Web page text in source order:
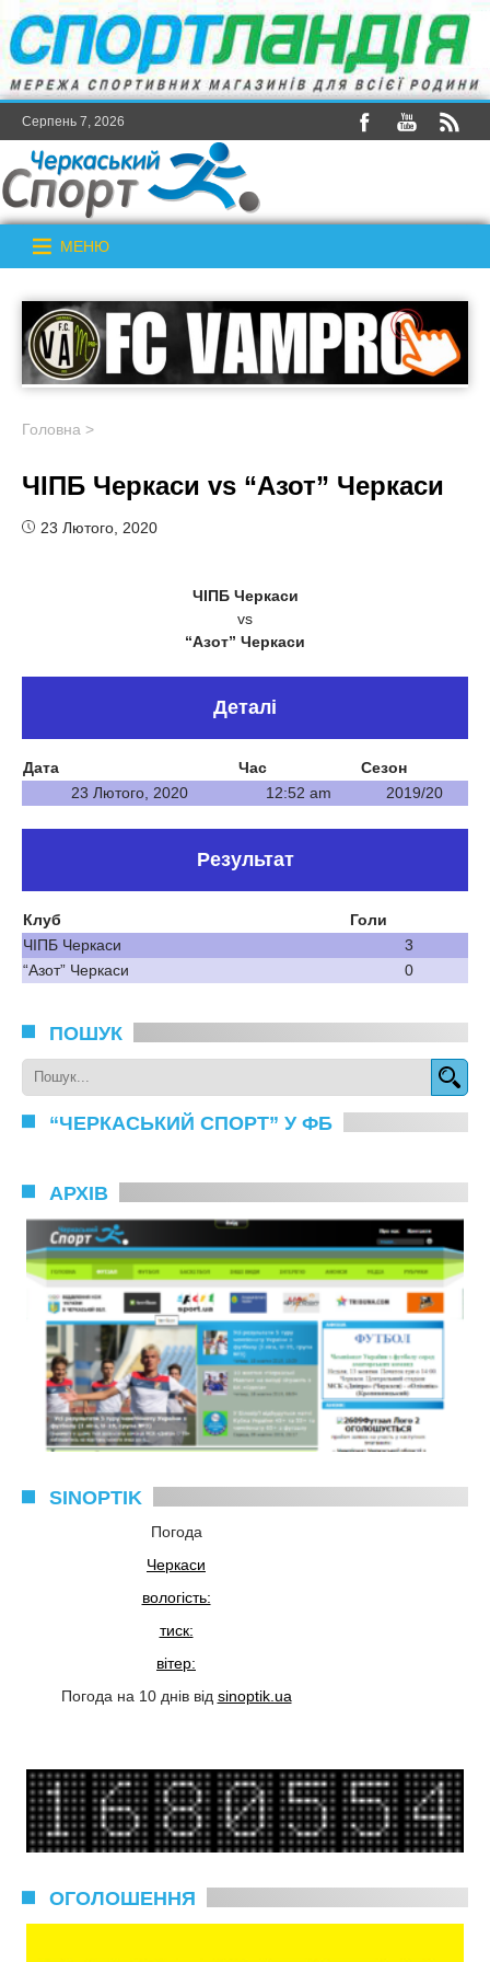
Серпень 7, 2026
МЕНЮ
Головна >
ЧІПБ Черкаси vs “Азот” Черкаси
23 Лютого, 2020
ЧІПБ Черкаси
vs
“Азот” Черкаси
Деталі
Дата Час
Сезон
23 Лютого, 2020
12:52 am 2019/20
Результат
Клуб
Голи
ЧІПБ Черкаси
3
“Азот” Черкаси
0
ПОШУК
“ЧЕРКАСЬКИЙ СПОРТ” У ФБ
АРХІВ
SINOPTIK
Погода
Черкаси
вологість:
тиск:
вітер:
Погода на 10 днів від sinoptik.ua
ОГОЛОШЕННЯ